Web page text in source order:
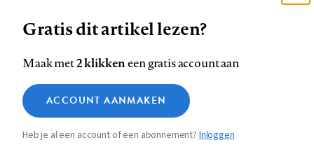
ons
op
Facebook
ons
ons
ons
Instagram
ons
YouTube
ons
Footer
navigation
Contact Colofon Disclaimer Privacy
Medische vragen verdienen
betrouwbare antwoorden
Zie onze cookie policy
Analytische cookies
Marketing cookies
Gratis dit artikel lezen?
Maak met2 klikkeneen gratis account aan
ACCOUNT AANMAKEN
Heb je al een account of een abonnement?Inloggen